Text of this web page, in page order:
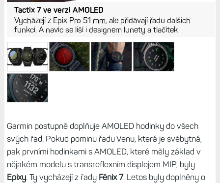
Tactix 7 ve verzi AMOLED
Vycházejí z Epix Pro 51 mm, ale přidávají řadu dalších
funkcí. A navíc se liší i designem lunety a tlačítek
Garmin postupně doplňuje AMOLED hodinky do všech
svých řad. Pokud pominu řadu Venu, která je svébytná,
pak prvními hodinkami s AMOLED, které měly základ v
nějakém modelu s transreflexním displejem MIP, byly
Epixy. Ty vycházejí z řady Fénix 7. Letos byly doplněny o